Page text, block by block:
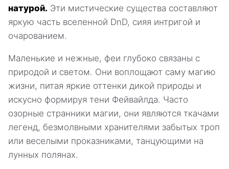
натурой. Эти мистические существа составляют
яркую часть вселенной DnD, сияя интригой и
очарованием.
Маленькие и нежные, феи глубоко связаны с
природой и светом. Они воплощают саму магию
жизни, питая яркие оттенки дикой природы и
искусно формируя тени Фейвайлда. Часто
озорные странники магии, они являются ткачами
легенд, безмолвными хранителями забытых троп
или веселыми проказниками, танцующими на
лунных полянах.